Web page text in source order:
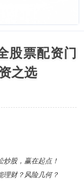
股票配资门
之选
股，赢在起点！
理财？风险几何？